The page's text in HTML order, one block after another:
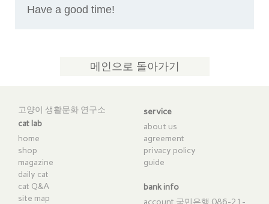
Have a good time!​
메인으로 돌아가기
고양이 생활문화 연구소
cat lab
home
shop
magazine
daily cat
cat Q&A
site map
service
about us
agreement
privacy policy
guide
bank info
account 국민은행 086-21-